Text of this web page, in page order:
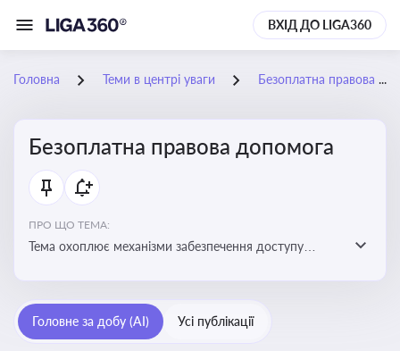
ВХІД ДО LIGA360
Головна Теми в центрі уваги Безоплатна правова допомога
Безоплатна правова допомога
ПРО ЩО ТЕМА:
Тема охоплює механізми забезпечення доступу
Головне за добу (AI) Усі публікації